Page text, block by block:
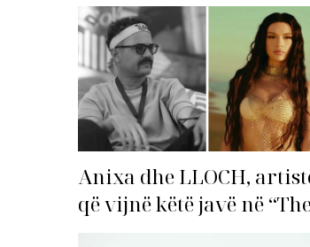
Anixa dhe LLOCH,
që vijnë këtë javë në